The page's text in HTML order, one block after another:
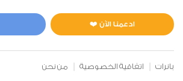
ادعمنا الآن ❤️
بانرات اتفاقية الخصوصية من نحن